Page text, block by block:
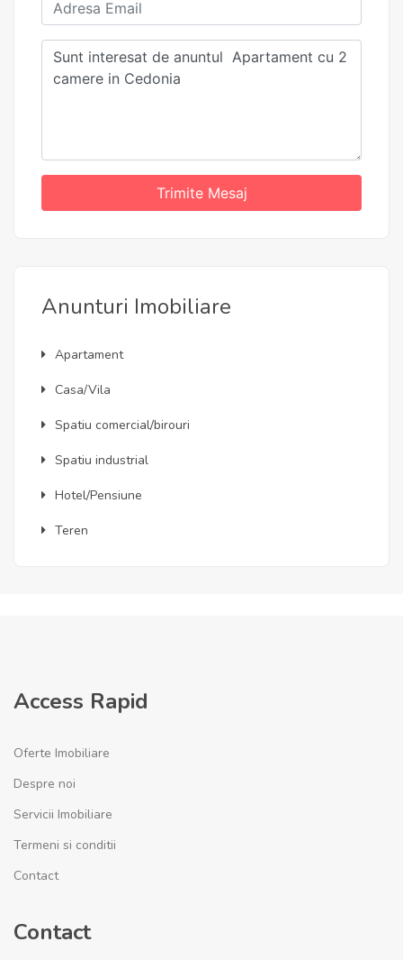
Trimite Mesaj
Anunturi Imobiliare
Apartament
Casa/Vila
Spatiu comercial/birouri
Spatiu industrial
Hotel/Pensiune
Teren
Access Rapid
Oferte Imobiliare
Despre noi
Servicii Imobiliare
Termeni si conditii
Contact
Contact